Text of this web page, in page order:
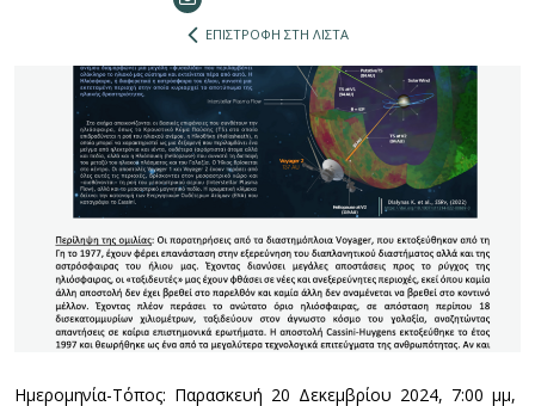
ΕΠΙΣΤΡΟΦΗ ΣΤΗ ΛΙΣΤΑ
Ημερομηνία-Τόπος: Παρασκευή 20 Δεκεμβρίου 2024, 7:00 μμ,